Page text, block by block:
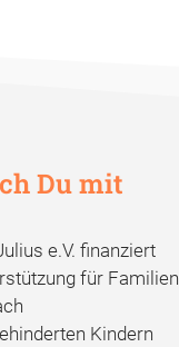
Du mit
e.V. finanziert
für Familien
Kindern